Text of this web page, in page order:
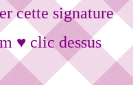
cette signature
♥ clic dessus